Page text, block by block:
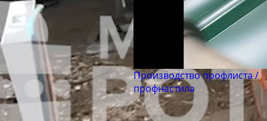
Производство профлиста /
профнастила